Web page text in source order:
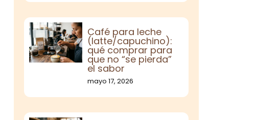
Café para leche
(latte/capuchino):
qué comprar para
que no “se pierda”
el sabor
mayo 17, 2026